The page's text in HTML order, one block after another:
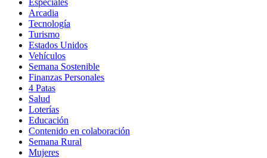
Arcadia
Tecnología
Turismo
Estados Unidos
Vehículos
Semana Sostenible
Finanzas Personales
4 Patas
Salud
Loterías
Educación
Contenido en colaboración
Semana Rural
Mujeres